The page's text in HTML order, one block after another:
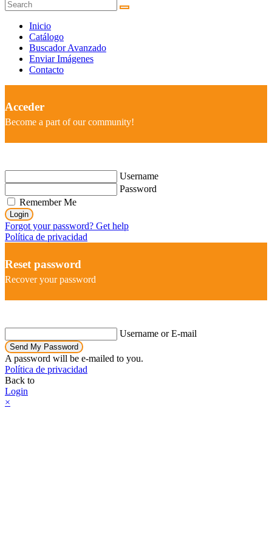
Inicio
Catálogo
Buscador Avanzado
Enviar Imágenes
Contacto
Acceder
Become a part of our community!
Username
Password
Remember Me
Login
Forgot your password? Get help
Política de privacidad
Reset password
Recover your password
Username or E-mail
Send My Password
A password will be e-mailed to you.
Política de privacidad
Back to
Login
×